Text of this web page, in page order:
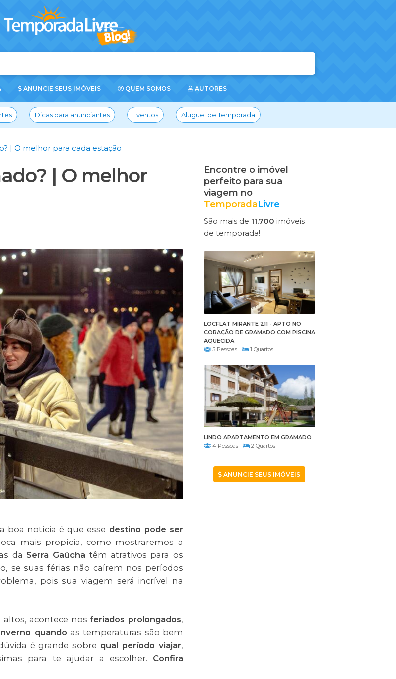
ANUNCIE SEUS IMÓVEIS QUEM SOMOS AUTORES
Dicas para anunciantes Eventos Aluguel de Temporada
| O melhor para cada estação
| O melhor
boa notícia é que esse destino pode ser
mais propícia, como mostraremos a
da Serra Gaúcha têm atrativos para os
se suas férias não caírem nos períodos
pois sua viagem será incrível na
altos, acontece nosferiados prolongados,
quando as temperaturas são bem
é grande sobre qual período viajar,
para te ajudar a escolher. Confira
Encontre o imóvel
perfeito para sua
viagem no
TemporadaLivre
São mais de 11.700 imóveis
de temporada!
LOCFLAT MIRANTE 211 - APTO NO
CORAÇÃO DE GRAMADO COM PISCINA
AQUECIDA
5 Pessoas
1 Quartos
LINDO APARTAMENTO EM GRAMADO
4 Pessoas
2 Quartos
ANUNCIE SEUS IMÓVEIS